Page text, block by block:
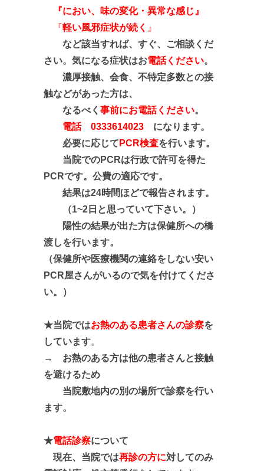
『におい、味の変化・異常な感じ』
『軽い風邪症状が続く 』
など該当すれば、すぐ、ご相談くだ
さい。気になる症状はお電話ください。
濃厚接触、会食、不特定多数との接
触などがあった方は、
なるべく 事前にお電話ください。
電話 0333614023 になります。
必要に応じて PCR検査を行います。
当院でのPCRは行政で許可を得た
PCRです。公費の適応です。
結果は24時間ほどで報告されます。
（1~2日と思っていて下さい。）
陽性の結果が出た方は保健所への橋
渡しを行います。
（保健所や医療機関の連絡をしない安い
PCR屋さんがいるので気を付けてくださ
い。）
★当院ではお熱のある患者さんの診察を
しています。
→ お熱のある方は他の患者さんと接触
を避けるため
当院敷地内の別の場所で診察を行い
ます。
★電話診察について
現在、当院では再診の方に対してのみ